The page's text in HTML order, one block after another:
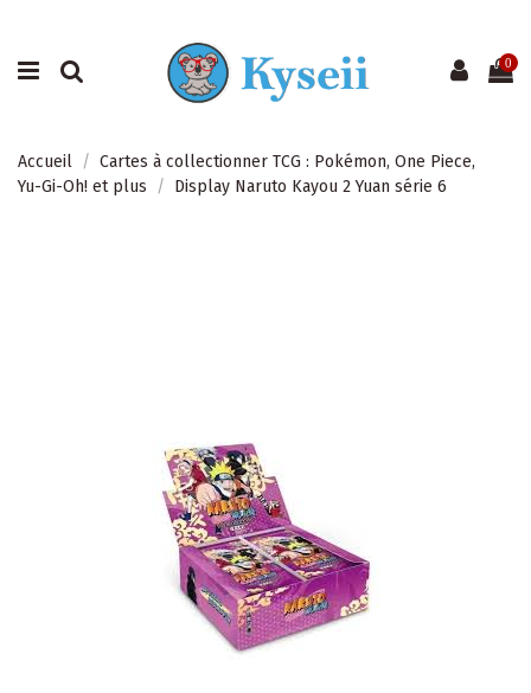
0
Accueil
Cartes à collectionner TCG : Pokémon, One Piece,
Yu-Gi-Oh! et plus
Display Naruto Kayou 2 Yuan série 6